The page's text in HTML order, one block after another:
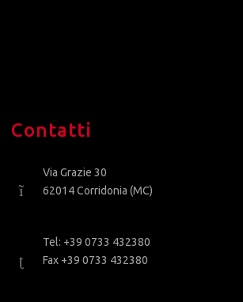
Contatti
Via Grazie 30
62014 Corridonia (MC)
Tel: +39 0733 432380
Fax +39 0733 432380